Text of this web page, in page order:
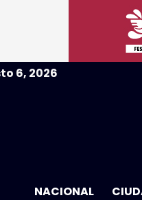
6, 2026
NACIONAL